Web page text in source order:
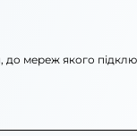
до мереж якого